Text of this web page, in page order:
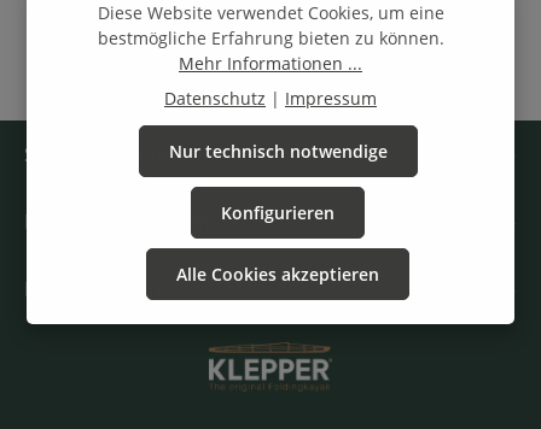
1 Seite
2 Seite
3 Seite
4 Seite
5
Service-Hotline
Rechtliche Angaben
Informationen
Diese Website verwendet Cookies, um eine
bestmögliche Erfahrung bieten zu können.
Mehr Informationen ...
Datenschutz | Impressum
Nur technisch notwendige
Konfigurieren
Alle Cookies akzeptieren